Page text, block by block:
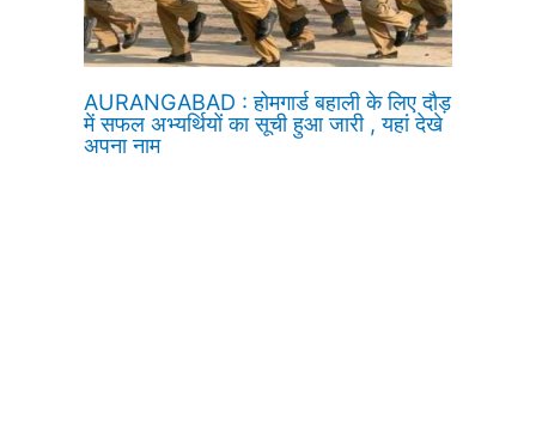
AURANGABAD : होमगार्ड बहाली के लिए दौड़
में सफल अभ्यर्थियों का सूची हुआ जारी , यहां देखे
अपना नाम